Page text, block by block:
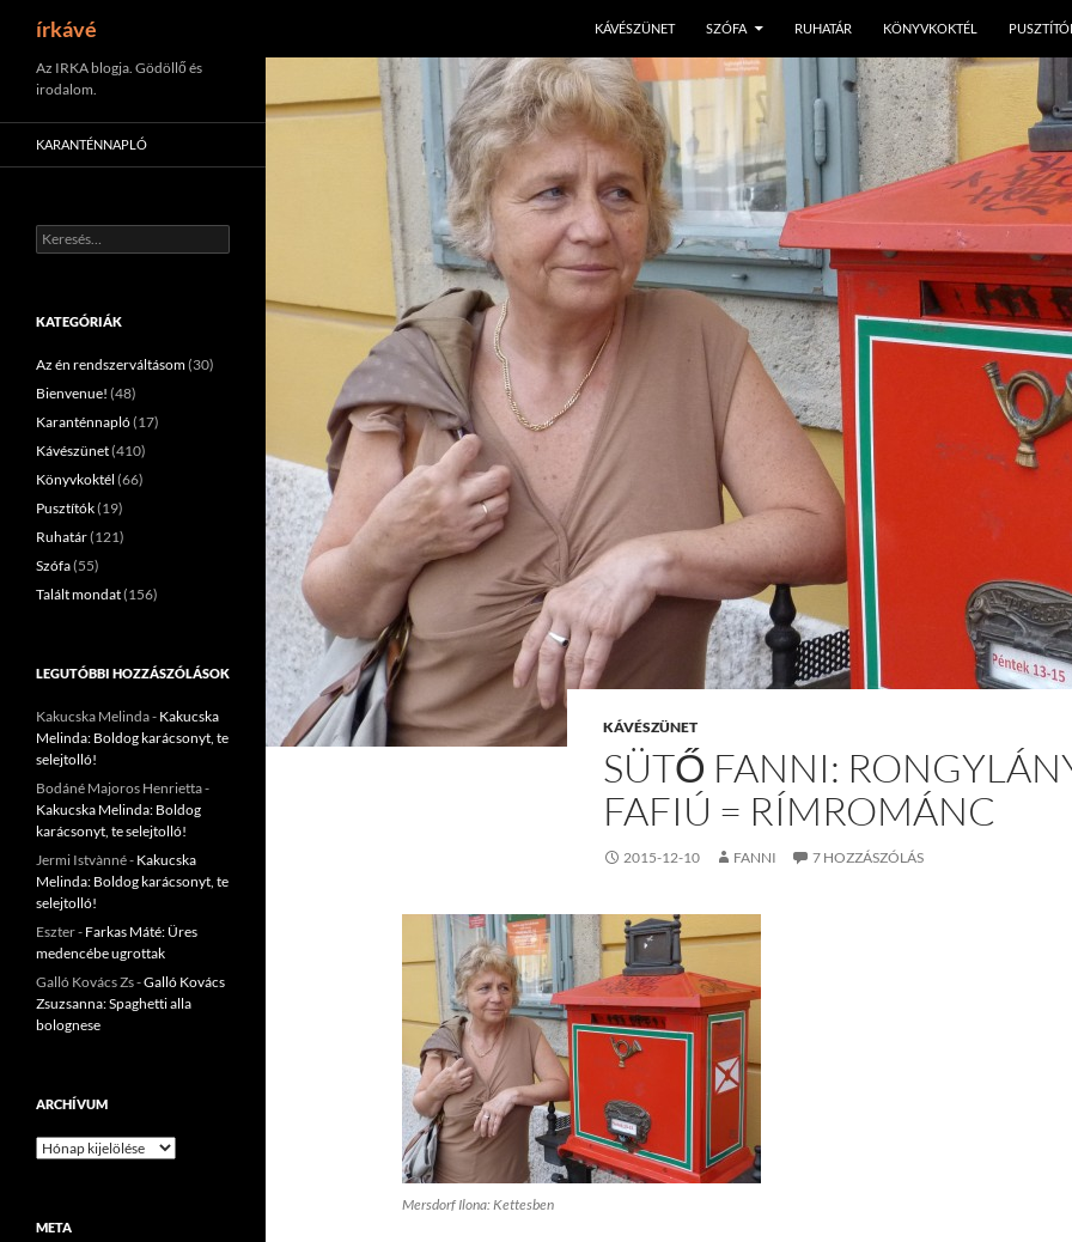
Tartalomhoz
írkávé KÁVÉSZÜNET SZÓFA RUHATÁR KÖNYVKOKTÉL
KÁVÉSZÜNET
SÜTŐ FANNI:
FAFIÚ = RÍMROMÁNC
2015-12-10 FANNI 7 HOZZÁSZÓLÁS
Mersdorf Ilona: Kettesben
Az IRKA blogja. Gödöllő és
irodalom.
KARANTÉNNAPLÓ
Keresés:
KATEGÓRIÁK
Az én rendszerváltásom(30)
Bienvenue! (48)
Karanténnapló(17)
Kávészünet(410)
Könyvkoktél (66)
Pusztítók(19)
Ruhatár(121)
Szófa(55)
Talált mondat(156)
LEGUTÓBBI HOZZÁSZÓLÁSOK
Kakucska Melinda- Kakucska
Melinda: Boldog karácsonyt, te
selejtolló!
Bodáné Majoros Henrietta-
Kakucska Melinda: Boldog
karácsonyt, te selejtolló!
Jermi Istvànné- Kakucska
Melinda: Boldog karácsonyt, te
selejtolló!
Eszter- Farkas Máté: Üres
medencébe ugrottak
Galló Kovács Zs-Galló Kovács
Zsuzsanna: Spaghetti alla
bolognese
ARCHÍVUM
Archívum
META